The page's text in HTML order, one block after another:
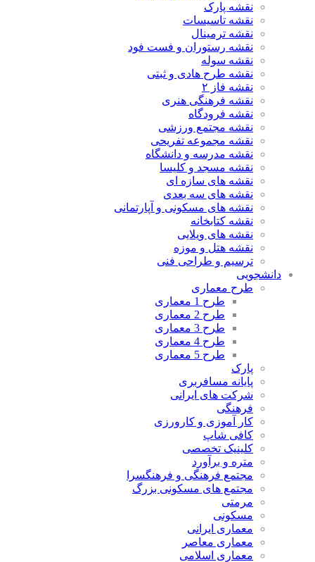
نقشه پارک
نقشه تاسیسات
نقشه ترمینال
نقشه رستوران و فست فود
نقشه سوله
نقشه طرح هادی و ثبتی
نقشه فاز ۲
نقشه فرهنگی هنری
نقشه فرودگاه
نقشه مجتمع ورزشی
نقشه مجموعه تفریحی
نقشه مدرسه و دانشگاه
نقشه مسجد و کلیسا
نقشه های سازه ای
نقشه های سه بعدی
نقشه های مسکونی و آپارتمانی
نقشه کتابخانه
نقشه های ویلایی
نقشه هتل و موزه
ترسیم و طراحی فنی
دانشجویی
طرح معماری
طرح 1 معماری
طرح 2 معماری
طرح 3 معماری
طرح 4 معماری
طرح 5 معماری
پارک
پایانه مسافربری
شرکت های ایرانی
فرهنگی
کار آموزی و کارورزی
کافی شاپ
کلینیک تخصصی
متره و برآورد
مجتمع فرهنگی و فرهنگسرا
مجتمع های مسکونی بزرگ
مرمتی
مسکونی
معماری ایرانی
معماری معاصر
معماری اسلامی